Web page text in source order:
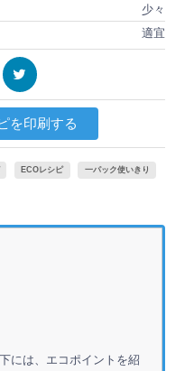
少々
適宜
を印刷する
ECOレシピ 一パック使いきり
には、エコポイントを紹